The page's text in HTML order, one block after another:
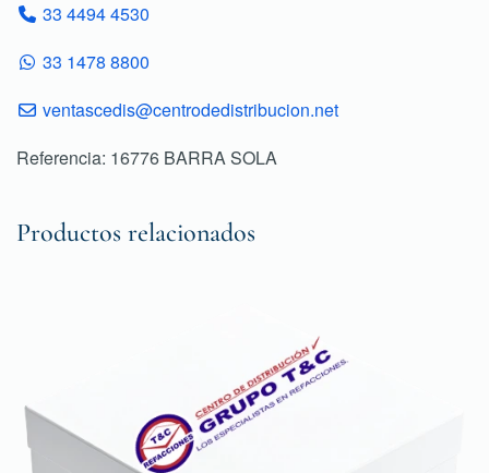
33 4494 4530
33 1478 8800
ventascedis@centrodedistribucion.net
Referencia: 16776 BARRA SOLA
Productos relacionados